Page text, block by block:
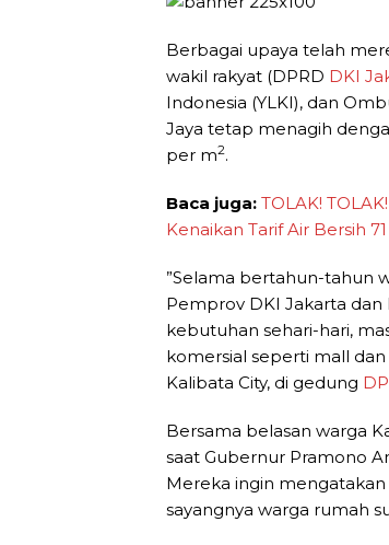
Berbagai upaya telah
wakil rakyat (DPRD DKI
Indonesia (YLKI), dan
Jaya tetap menagih
per m2.
Baca juga: TOLAK!
Kenaikan Tarif Air Bersih
”Selama bertahun-tahun
Pemprov DKI Jakarta dan
kebutuhan sehari-hari,
komersial seperti mall
Kalibata City, di gedung
Bersama belasan warga
saat Gubernur Pramono
Mereka ingin
sayangnya warga rumah